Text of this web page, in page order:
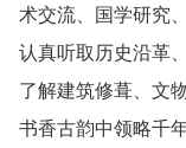
术交流、国学研究
认真听取历史沿革
了解建筑修葺、文
书香古韵中领略千